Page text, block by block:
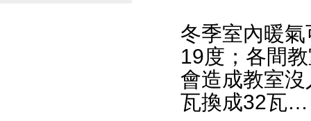
冬季室內暖
19度；各間
會造成教室
瓦換成32瓦